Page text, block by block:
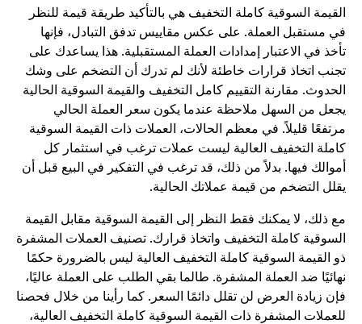
السوقية كاملة التخفيف هي بالتأكيد طريقة قيمة للنظر
مستقبل العملة. على عكس مقاييس تدفق التبادل، فإنها
في الاعتبار إمدادات العملة المستقبلية. هذا يساعدك على
اتخاذ قرارات خاطئة لأنك لم تدرك أن التضخم على وشك
مقارنة التقييم كامل التخفيف والقيمة السوقية الحالية
من السهل ملاحظة عندما يكون سعر العملة الحالي
قليلاً. في معظم الحالات، العملات ذات القيمة السوقية
التخفيف العالية ليست عملات ترغب في استثمار كل
فيها. بدلاً من ذلك، قد ترغب في التفكير في البيع قبل أن
التضخم من قيمة عملاتك الحالية.
ذلك، لا يمكنك فقط النظر إلى القيمة السوقية مقابل القيمة
كاملة التخفيف واتخاذ قرارك. تصنيف العملات المشفرة
القيمة السوقية كاملة التخفيف العالية ليس بالضرورة حكمًا
ضد العملة المشفرة. طالما بقي الطلب على العملة عاليًا،
زيادة العرض لن تقلل دائمًا السعر. كما رأينا من خلال فحصنا
المشفرة ذات القيمة السوقية كاملة التخفيف العالية،